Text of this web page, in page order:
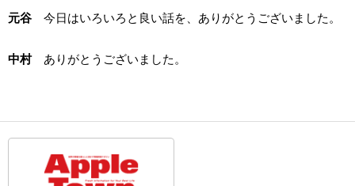
元谷 今日はいろいろと良い話を、ありがとうございました。
中村 ありがとうございました。